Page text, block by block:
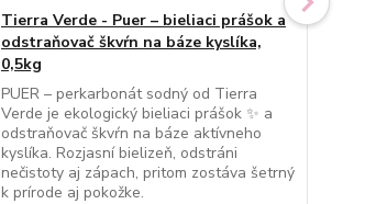
Tierra Verde - Puer – bieliaci prášok a
odstraňovač škvŕn na báze kyslíka,
0,5kg
PUER – perkarbonát sodný od Tierra
Verde je ekologický bieliaci prášok ✨ a
odstraňovač škvŕn na báze aktívneho
kyslíka. Rozjasní bielizeň, odstráni
nečistoty aj zápach, pritom zostáva šetrný
k prírode aj pokožke.